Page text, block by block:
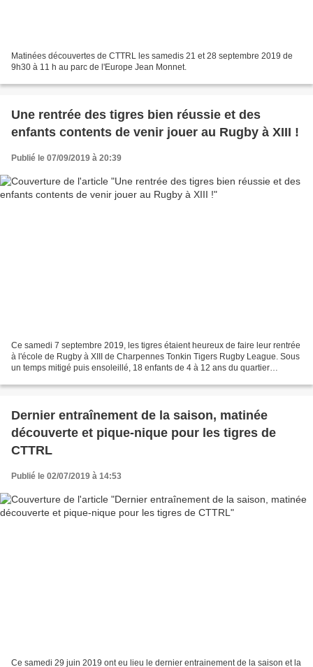
Matinées découvertes de CTTRL les samedis 21 et 28 septembre 2019 de
9h30 à 11 h au parc de l'Europe Jean Monnet.
Une rentrée des tigres bien réussie et des
enfants contents de venir jouer au Rugby à XIII !
Publié le 07/09/2019 à 20:39
Ce samedi 7 septembre 2019, les tigres étaient heureux de faire leur rentrée
à l'école de Rugby à XIII de Charpennes Tonkin Tigers Rugby League. Sous
un temps mitigé puis ensoleillé, 18 enfants de 4 à 12 ans du quartier
Dernier entraînement de la saison, matinée
découverte et pique-nique pour les tigres de
CTTRL
Publié le 02/07/2019 à 14:53
Ce samedi 29 juin 2019 ont eu lieu le dernier entrainement de la saison et la